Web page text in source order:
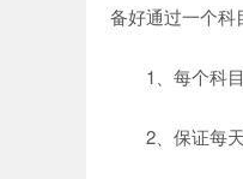
备好通过一个科
1、每个科目
2、保证每天